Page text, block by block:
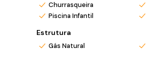
Churrasqueira
Piscina Infantil
Estrutura
Gás Natural